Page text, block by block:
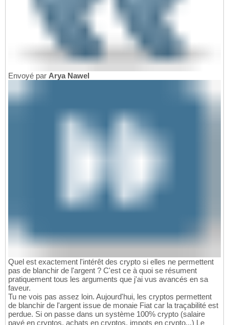
Envoyé par Arya Nawel
Quel est exactement l'intérêt des crypto si elles ne permettent
pas de blanchir de l'argent ? C'est ce à quoi se résument
pratiquement tous les arguments que j'ai vus avancés en sa
faveur.
Tu ne vois pas assez loin. Aujourd'hui, les cryptos permettent
de blanchir de l'argent issue de monaie Fiat car la traçabilité est
perdue. Si on passe dans un système 100% crypto (salaire
payé en cryptos, achats en cryptos, impots en crypto...) Le